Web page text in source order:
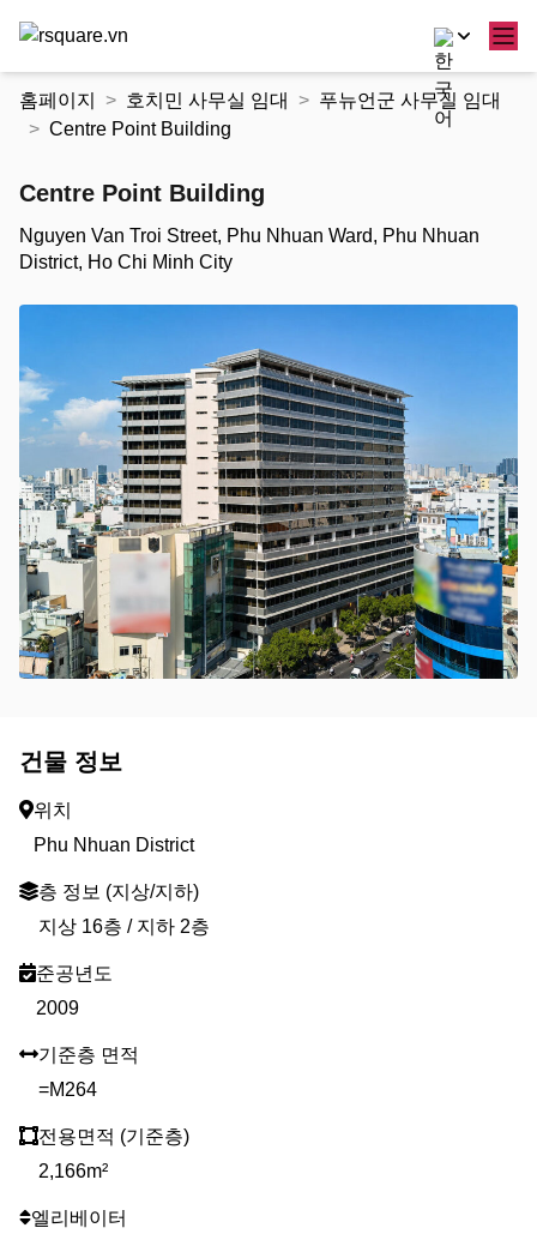
홈페이지 호치민 사무실 임대
푸뉴언군 사무실 임대
Centre Point Building
Centre Point Building
Nguyen Van Troi Street, Phu Nhuan Ward, Phu Nhuan
District, Ho Chi Minh City
건물 정보
위치
Phu Nhuan District
층 정보 (지상/지하)
지상 16층 / 지하 2층
준공년도
2009
기준층 면적
=M264
전용면적 (기준층)
2,166m²
엘리베이터